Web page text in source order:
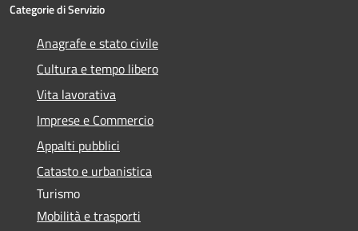
Categorie di Servizio
Anagrafe e stato civile
Cultura e tempo libero
Vita lavorativa
Imprese e Commercio
Appalti pubblici
Catasto e urbanistica
Turismo
Mobilità e trasporti